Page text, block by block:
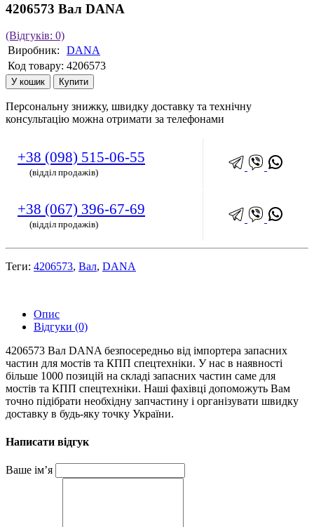
4206573 Вал DANA
(Відгуків: 0)
Виробник:
DANA
Код товару: 4206573
У кошик Купити
Персональну знижку, швидку доставку та технічну
консультацію можна отримати за телефонами
+38 (098) 515-06-55
(відділ продажів)
+38 (067) 396-67-69
(відділ продажів)
Теги: 4206573, Вал, DANA
Опис
Відгуки (0)
4206573 Вал DANA безпосередньо від імпортера запасних
частин для мостів та КПП спецтехніки. У нас в наявності
більше 1000 позицій на складі запасних частин саме для
мостів та КПП спецтехніки. Наші фахівці допоможуть Вам
точно підібрати необхідну запчастину і організувати швидку
доставку в будь-яку точку України.
Написати відгук
Ваше ім’я